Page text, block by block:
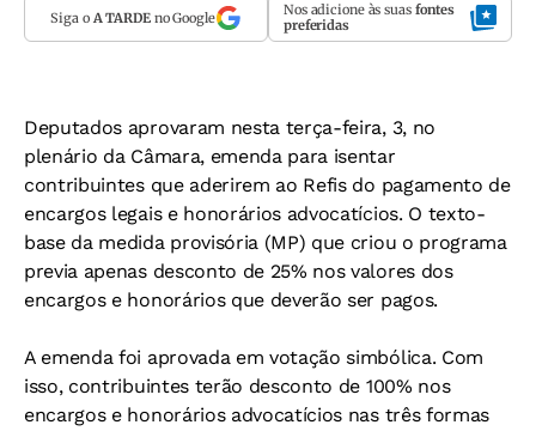
Siga o A TARDEno Google Nos adicione às suas fontes
preferidas
Deputados aprovaram nesta terça-feira, 3, no
plenário da Câmara, emenda para isentar
contribuintes que aderirem ao Refis do pagamento de
encargos legais e honorários advocatícios. O texto-
base da medida provisória (MP) que criou o programa
previa apenas desconto de 25% nos valores dos
encargos e honorários que deverão ser pagos.
A emenda foi aprovada em votação simbólica. Com
isso, contribuintes terão desconto de 100% nos
encargos e honorários advocatícios nas três formas